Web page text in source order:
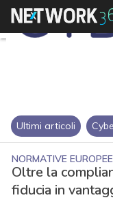
Ultimi articoli
NORMATIVE EUROPEE
Oltre la
fiducia in